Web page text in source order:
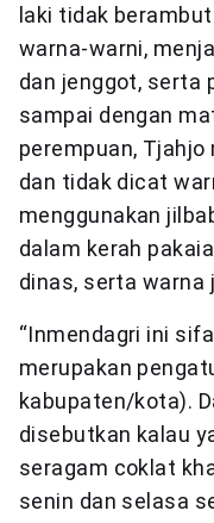
laki tidak
warna-warni,
dan jenggot, serta
sampai dengan
perempuan,
dan tidak dicat
menggunakan
dalam kerah
dinas, serta
“Inmendagri ini
merupakan
kabupaten/kota).
disebutkan kalau
seragam coklat
senin dan selasa